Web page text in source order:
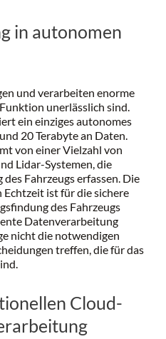
in autonomen
und verarbeiten enorme
unerlässlich sind.
ein einziges autonomes
20 Terabyte an Daten.
von einer Vielzahl von
Lidar-Systemen, die
Fahrzeugs erfassen. Die
ist für die sichere
des Fahrzeugs
Datenverarbeitung
nicht die notwendigen
treffen, die für das
Cloud-